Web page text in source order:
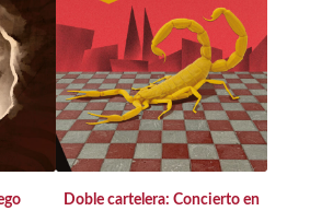
Doble cartelera: Concierto en